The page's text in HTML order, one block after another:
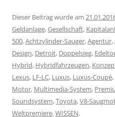
Dieser Beitrag wurde am
Geldanlage,Gesellschaft,
500,Achtzylinder-Sauger,Agentur,
Design, Detroit, Doppelsieg,
Hybrid, Hybridfahrzeugen,
Lexus, LF-LC, Luxus, Luxus-Coupé,
Motor, Multimedia-System,
Soundsystem,Toyota,V8-
Weltpremiere,WISSEN.